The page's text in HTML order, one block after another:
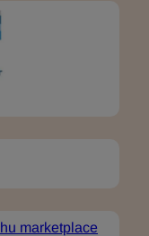
marketplace